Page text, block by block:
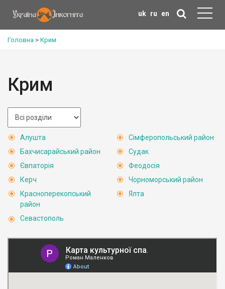
uk ru en
Головна > Крим
Крим
Алушта
Бахчисарайський район
Євпаторія
Керч
Красноперекопський
район
Севастополь
Сімферопольський район
Судак
Феодосія
Чорноморський район
Ялта